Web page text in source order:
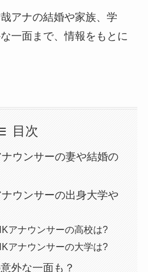
アナの結婚や家族、学
一面まで、情報をもとに
目次
ウンサーの妻や結婚の
ウンサーの出身大学や
アナウンサーの高校は?
アナウンサーの大学は?
外な一面も？